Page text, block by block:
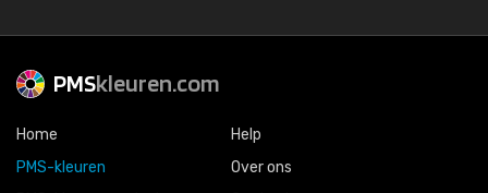
PMSkleuren.com
Home
PMS-kleuren
Help
Over ons